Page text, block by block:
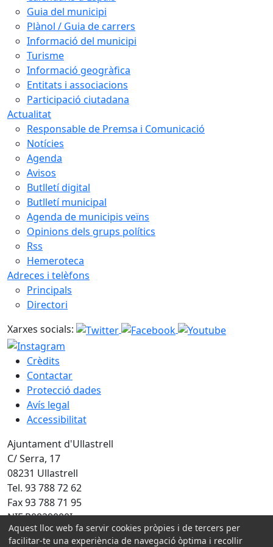
Guia del municipi
Plànol / Guia de carrers
Informació del municipi
Turisme
Informació geogràfica
Entitats i associacions
Participació ciutadana
Actualitat
Responsable de Premsa i Comunicació
Notícies
Agenda
Avisos
Butlletí digital
Butlletí municipal
Agenda de municipis veïns
Opinions dels grups polítics
Rss
Hemeroteca
Adreces i telèfons
Principals
Directori
Xarxes socials:
Crèdits
Contactar
Protecció dades
Avís legal
Accessibilitat
Ajuntament d'Ullastrell
C/ Serra, 17
08231 Ullastrell
Tel. 93 788 72 62
Fax 93 788 71 95
NIF P0829000I
Amb la col·laboració de:
Aquest lloc web fa servir cookies pròpies i de tercers per
facilitar-te una experiència de navegació òptima i recollir